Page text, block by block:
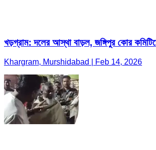
খড়গ্রাম: দলের আস্থা বাড়ল, জঙ্গিপুর কোর
Khargram, Murshidabad | Feb 14, 2026